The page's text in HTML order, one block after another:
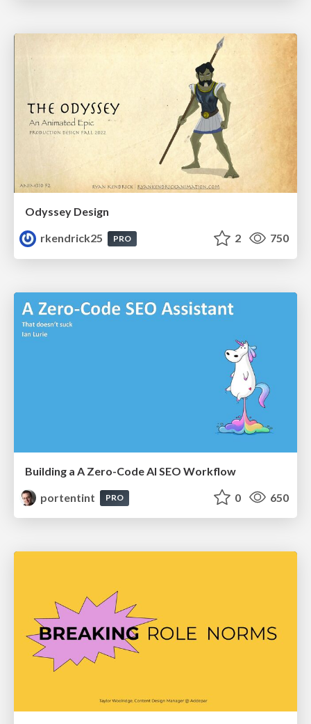
Odyssey Design
rkendrick25
PRO 2 750
Building a A Zero-Code AI SEO Workflow
portentint
PRO 0 650